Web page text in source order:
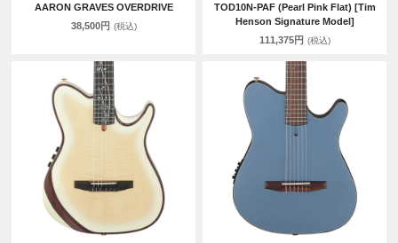
AARON GRAVES OVERDRIVE
38,500円 (税込)
TOD10N-PAF (Pearl Pink Flat) [Tim
Henson Signature Model]
111,375円 (税込)